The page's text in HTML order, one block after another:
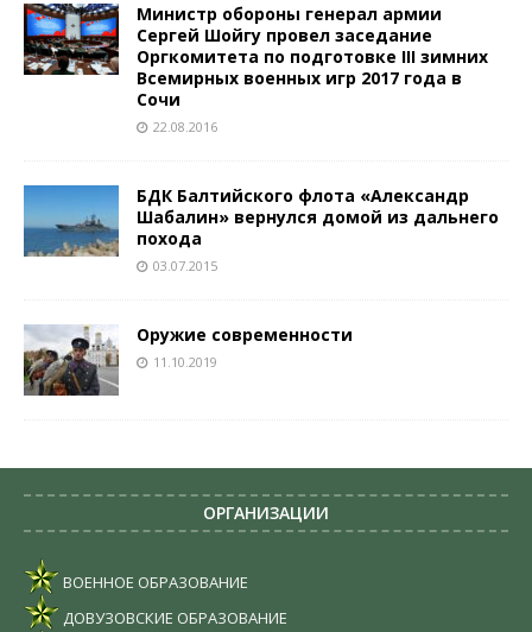
Министр обороны генерал армии
Сергей Шойгу провел заседание
Оргкомитета по подготовке III зимних
Всемирных военных игр 2017 года в
Сочи
22.08.2016
БДК Балтийского флота «Александр
Шабалин» вернулся домой из дальнего
похода
03.07.2015
Оружие современности
11.10.2019
ОРГАНИЗАЦИИ
ВОЕННОЕ ОБРАЗОВАНИЕ
ДОВУЗОВСКИЕ ОБРАЗОВАНИЕ